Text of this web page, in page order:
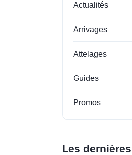
Actualités
Arrivages
Attelages
Guides
Promos
Les